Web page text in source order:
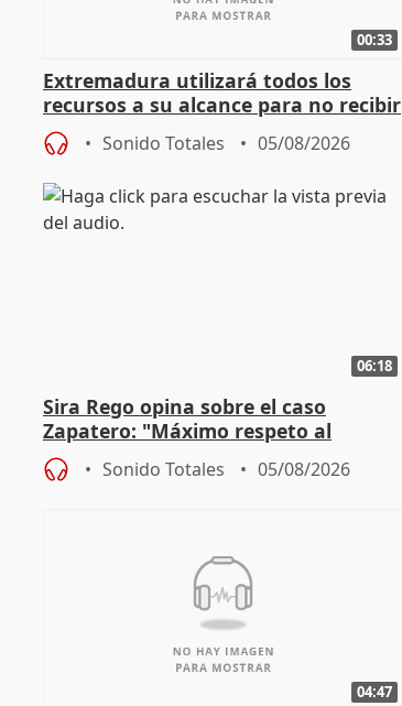
00:33
Extremadura utilizará todos los
recursos a su alcance para no recibir
más menores migrantes
Sonido Totales 05/08/2026
06:18
Sira Rego opina sobre el caso
Zapatero: "Máximo respeto al
proceso judicial"
Sonido Totales 05/08/2026
04:47